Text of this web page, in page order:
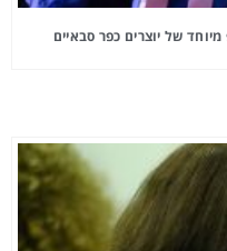
של יוצרים כפר סבאיים